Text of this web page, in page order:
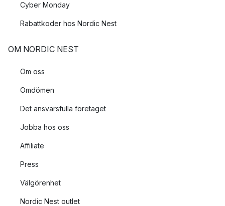
Cyber Monday
Rabattkoder hos Nordic Nest
OM NORDIC NEST
Om oss
Omdömen
Det ansvarsfulla företaget
Jobba hos oss
Affiliate
Press
Välgörenhet
Nordic Nest outlet